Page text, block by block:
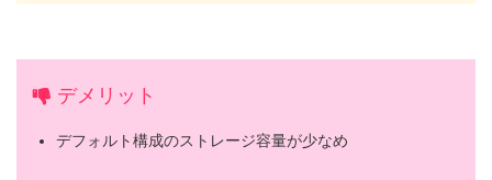
デメリット
デフォルト構成のストレージ容量が少なめ